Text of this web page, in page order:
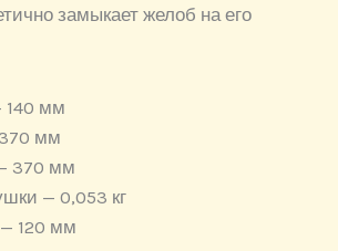
замыкает желоб на его
140 мм
мм
370 мм
— 0,053 кг
120 мм